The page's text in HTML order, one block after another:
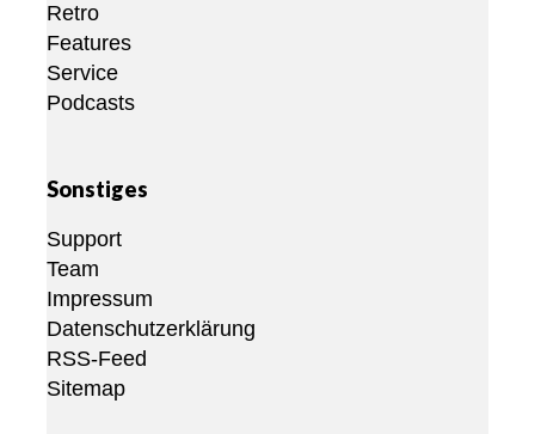
Retro
Features
Service
Podcasts
Sonstiges
Support
Team
Impressum
Datenschutzerklärung
RSS-Feed
Sitemap